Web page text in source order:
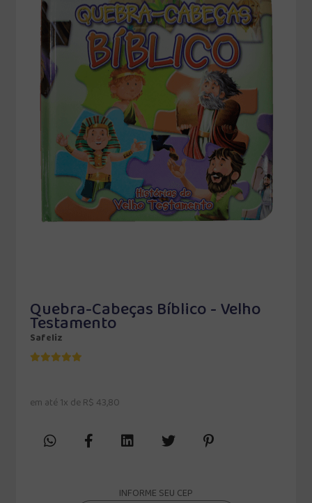
Quebra-Cabeças Bíblico - Velho
Testamento
Safeliz
em até 1x de R$ 43,80
INFORME SEU CEP